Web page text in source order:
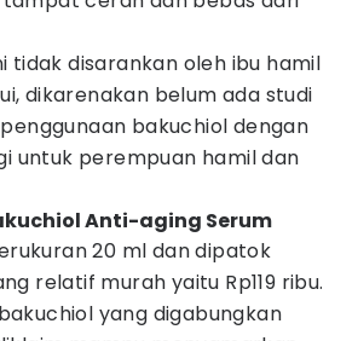
tidak disarankan oleh ibu hamil
dikarenakan belum ada studi
bakuchiol dengan
untuk perempuan hamil dan
Anti-aging Serum
20 ml dan dipatok
relatif murah yaitu Rp119 ribu.
yang digabungkan